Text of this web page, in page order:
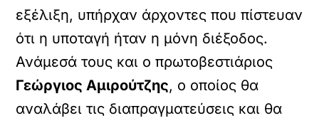
εξέλιξη, υπήρχαν άρχοντες που πίστευαν
ότι η υποταγή ήταν η μόνη διέξοδος.
Ανάμεσά τους και ο πρωτοβεστιάριος
Γεώργιος Αμιρούτζης, ο οποίος θα
αναλάβει τις διαπραγματεύσεις και θα